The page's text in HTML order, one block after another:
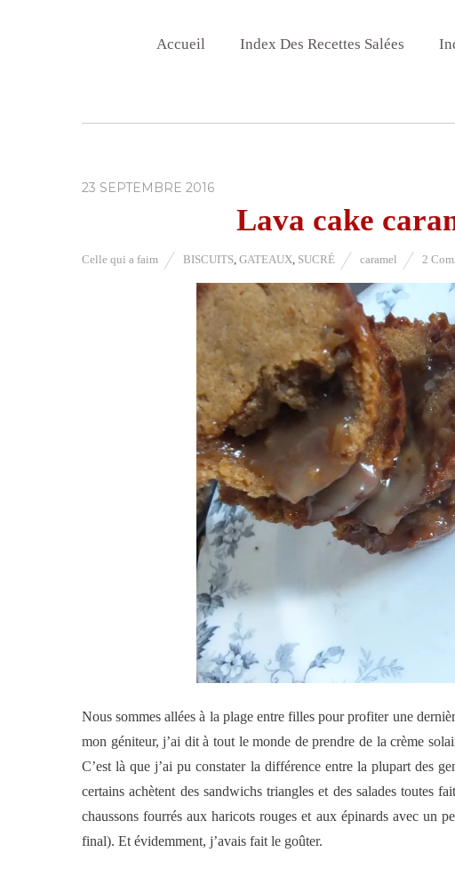
Accueil Index Des Recettes Salées
23 SEPTEMBRE 2016
Lava cake
Celle qui a faim BISCUITS, GATEAUX, SUCRÉ caramel 2
Nous sommes allées à la plage entre filles pour profiter une
mon géniteur, j’ai dit à tout le monde de prendre de la crème
C’est là que j’ai pu constater la différence entre la plupart des
certains achètent des sandwichs triangles et des salades toutes
chaussons fourrés aux haricots rouges et aux épinards avec un
final). Et évidemment, j’avais fait le goûter.